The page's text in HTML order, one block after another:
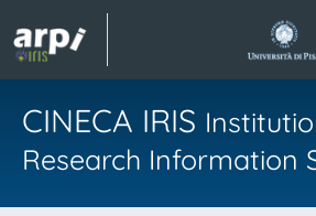
CINECA IRIS
Research Information